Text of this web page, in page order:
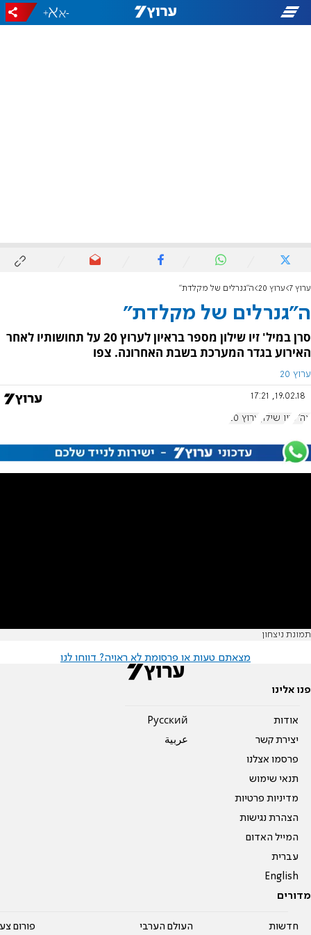
-
+
ערוץ 7 ערוץ 20 ה"גנרלים של מקלדת"
ה"גנרלים של מקלדת"
סרן במיל' זיו שילון מספר בראיון לערוץ 20 על תחושותיו לאחר
האירוע בגדר המערכת בשבת האחרונה. צפו
ערוץ 20
19.02.18, 17:21
צה"ל זיו שילון ערוץ 20
תמונת ניצחון
מצאתם טעות או פרסומת לא ראויה? דווחו לנו
פנו אלינו
אודות
יצירת קשר
פרסמו אצלנו
תנאי שימוש
מדיניות פרטיות
הצהרת נגישות
המייל האדום
עברית
English
Pусский
عربية
מדורים
חדשות העולם הערבי פורום